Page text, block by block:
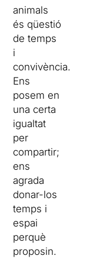
animals
és qüestió
de temps
i
convivència.
Ens
posem en
una certa
igualtat
per
compartir;
ens
agrada
donar-los
temps i
espai
perquè
proposin.